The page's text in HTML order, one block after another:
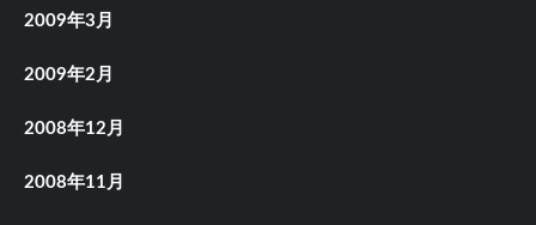
2009年3月
2009年2月
2008年12月
2008年11月